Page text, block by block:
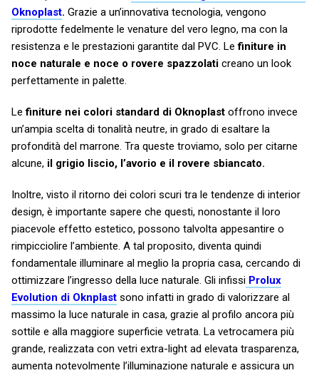
Oknoplast. Grazie a un’innovativa tecnologia, vengono
riprodotte fedelmente le venature del vero legno, ma con la
resistenza e le prestazioni garantite dal PVC. Lefiniture in
noce naturale e noce o rovere spazzolati creano un look
perfettamente in palette.
Lefiniture nei colori standard di Oknoplast offrono invece
un’ampia scelta di tonalità neutre, in grado di esaltare la
profondità del marrone. Tra queste troviamo, solo per citarne
alcune, il grigio liscio, l’avorio e il rovere sbiancato.
Inoltre, visto il ritorno dei colori scuri tra le tendenze di interior
design, è importante sapere che questi, nonostante il loro
piacevole effetto estetico, possono talvolta appesantire o
rimpicciolire l’ambiente. A tal proposito, diventa quindi
fondamentale illuminare al meglio la propria casa, cercando di
ottimizzare l’ingresso della luce naturale. Gli infissi Prolux
Evolution di Oknplast sono infatti in grado di valorizzare al
massimo la luce naturale in casa, grazie al profilo ancora più
sottile e alla maggiore superficie vetrata. La vetrocamera più
grande, realizzata con vetri extra-light ad elevata trasparenza,
aumenta notevolmente l’illuminazione naturale e assicura un